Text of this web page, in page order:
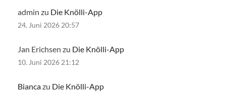
admin zu Die Knölli-App
24. Juni 2026 20:57
Jan Erichsen zu Die Knölli-App
10. Juni 2026 21:12
Biancazu Die Knölli-App